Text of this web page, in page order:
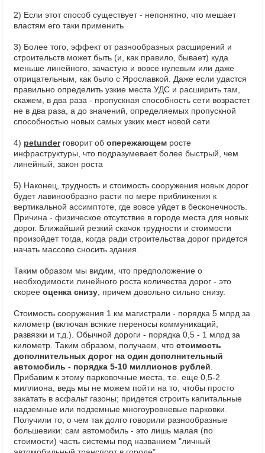
2) Если этот способ существует - непонятно, что мешает
властям его таки применить
3) Более того, эффект от разнообразных расширений и
строительств может быть (и, как правило, бывает) куда
меньше линейного, зачастую и вовсе нулевым или даже
отрицательным, как было с Ярославкой. Даже если удастся
правильно определить узкие места УДС и расширить там,
скажем, в два раза - пропускная способность сети возрастет
не в два раза, а до значений, определяемых пропускной
способностью новых самых узких мест новой сети
4) petunderговорит об опережающем росте
инфраструктуры, что подразумевает более быстрый, чем
линейный, закон роста
5) Наконец, трудность и стоимость сооружения новых дорог
будет лавинообразно расти по мере приближения к
вертикальной ассимптоте, где вовсе уйдет в бесконечность.
Причина - физическое отсутствие в городе места для новых
дорог. Ближайший резкий скачок трудности и стоимости
произойдет тогда, когда ради строительства дорог придется
начать массово сносить здания.
Таким образом мы видим, что предположение о
необходимости линейного роста количества дорог - это
скорее оценка снизу , причем довольно сильно снизу.
Стоимость сооружения 1 км магистрали - порядка 5 млрд за
километр (включая всякие переносы коммуникаций,
развязки и т.д.). Обычной дороги - порядка 0,5 - 1 млрд за
километр. Таким образом, получаем, что стоимость
дополнительных дорог на один дополнительный
автомобиль - порядка 5-10 миллионов рублей
Прибавим к этому парковочные места, т.е. еще 0,5-2
миллиона, ведь мы не можем пойти на то, чтобы просто
закатать в асфальт газоны; придется строить капитальные
надземные или подземные многоуровневые парковки.
Получили то, о чем так долго говорили разнообразные
большевики: сам автомобиль - это лишь малая (по
стоимости) часть системы под названием "личный